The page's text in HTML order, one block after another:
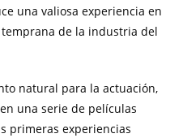
una valiosa experiencia en
de la industria del
natural para la actuación,
una serie de películas
primeras experiencias